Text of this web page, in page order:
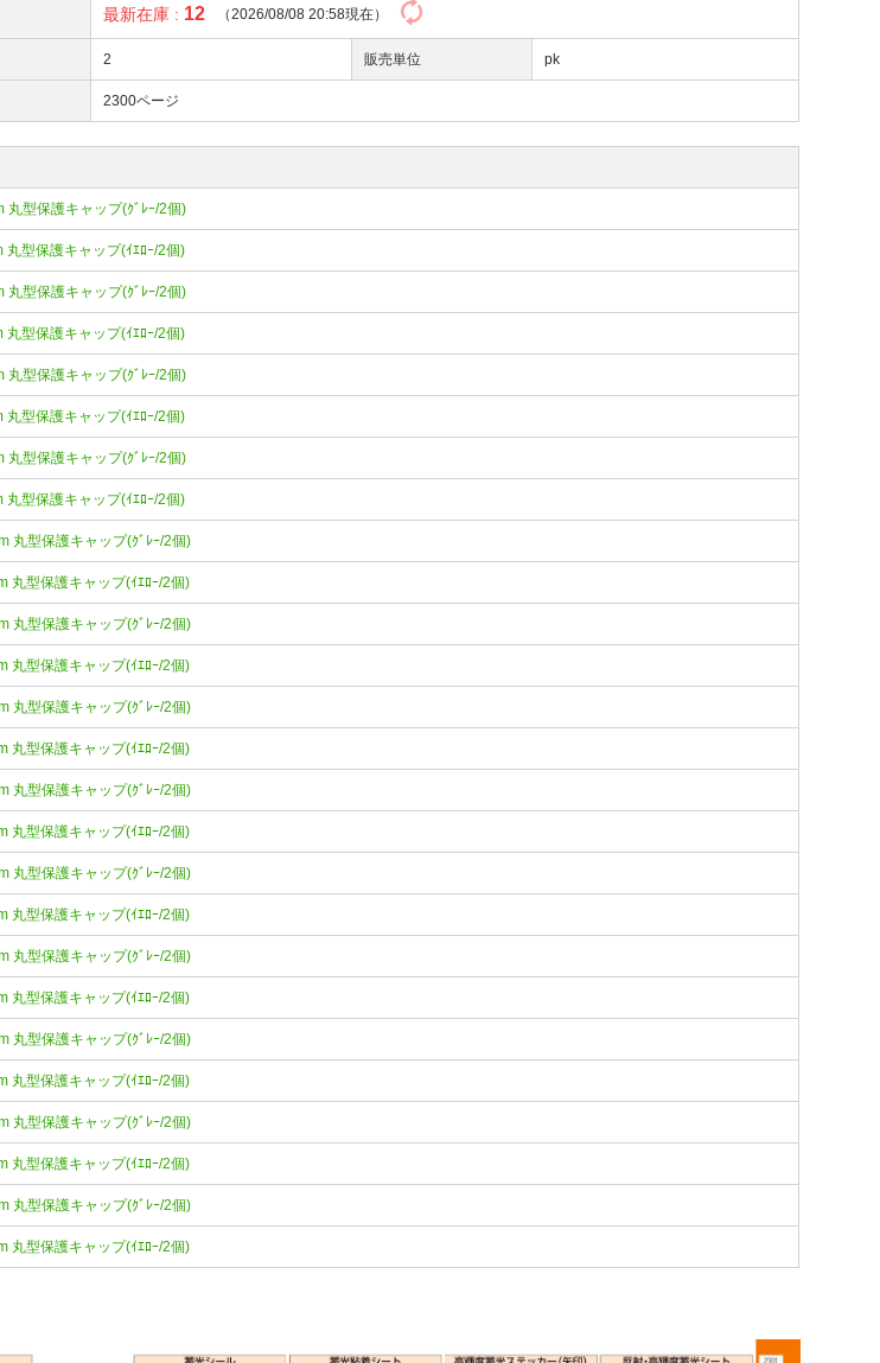
最新在庫 : 12 （2026/08/08 20:58現在）
2 販売単位 pk
2300ページ
型保護キャップ(ｸﾞﾚｰ/2個)
型保護キャップ(ｲｴﾛｰ/2個)
型保護キャップ(ｸﾞﾚｰ/2個)
型保護キャップ(ｲｴﾛｰ/2個)
型保護キャップ(ｸﾞﾚｰ/2個)
型保護キャップ(ｲｴﾛｰ/2個)
型保護キャップ(ｸﾞﾚｰ/2個)
型保護キャップ(ｲｴﾛｰ/2個)
丸型保護キャップ(ｸﾞﾚｰ/2個)
丸型保護キャップ(ｲｴﾛｰ/2個)
丸型保護キャップ(ｸﾞﾚｰ/2個)
丸型保護キャップ(ｲｴﾛｰ/2個)
丸型保護キャップ(ｸﾞﾚｰ/2個)
丸型保護キャップ(ｲｴﾛｰ/2個)
丸型保護キャップ(ｸﾞﾚｰ/2個)
丸型保護キャップ(ｲｴﾛｰ/2個)
丸型保護キャップ(ｸﾞﾚｰ/2個)
丸型保護キャップ(ｲｴﾛｰ/2個)
丸型保護キャップ(ｸﾞﾚｰ/2個)
丸型保護キャップ(ｲｴﾛｰ/2個)
丸型保護キャップ(ｸﾞﾚｰ/2個)
丸型保護キャップ(ｲｴﾛｰ/2個)
丸型保護キャップ(ｸﾞﾚｰ/2個)
丸型保護キャップ(ｲｴﾛｰ/2個)
丸型保護キャップ(ｸﾞﾚｰ/2個)
丸型保護キャップ(ｲｴﾛｰ/2個)